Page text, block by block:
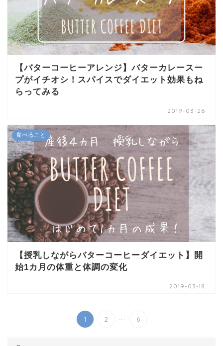
【バターコーヒーアレンジ】バターカレースー
プがイチオシ！スパイスでダイエット効果もね
らってみる
2019-03-26
食べること
【授乳しながらバターコーヒーダイエット】開
始1カ月の体重と体調の変化
2019-03-18
1 2 ... 6